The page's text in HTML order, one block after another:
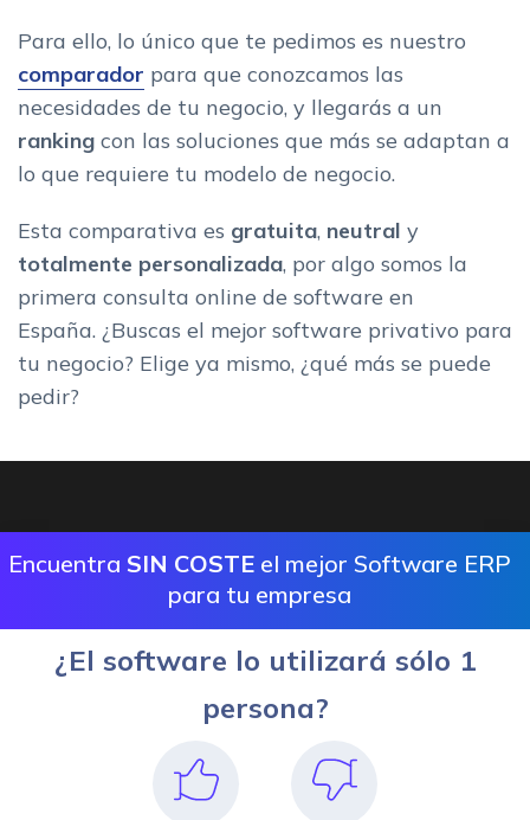
Para ello, lo único que te pedimos es nuestro
comparador para que conozcamos las
necesidades de tu negocio, y llegarás a un
ranking con las soluciones que más se adaptan a
lo que requiere tu modelo de negocio.
Esta comparativa es gratuita, neutral y
totalmente personalizada, por algo somos la
primera consulta online de software en
España. ¿Buscas el mejor software privativo para
tu negocio? Elige ya mismo, ¿qué más se puede
pedir?
Encuentra SIN COSTEel mejor Software ERP
para tu empresa
¿El software lo utilizará sólo 1
persona?